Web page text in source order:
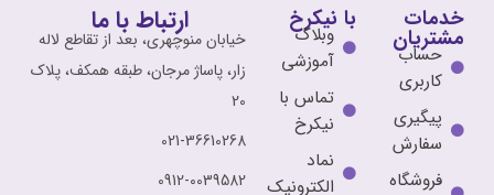
خدمات
مشتریان
حساب
کاربری
پیگیری
سفارش
فروشگاه
با نیکرخ
وبلاگ
آموزشی
تماس با
نیکرخ
نماد
الکترونیک
ارتباط با ما
خیابان منوچهری، بعد از تقاطع لاله
زار، پاساژ مرجان، طبقه همکف، پلاک
20
021-36610268
0912-0039582